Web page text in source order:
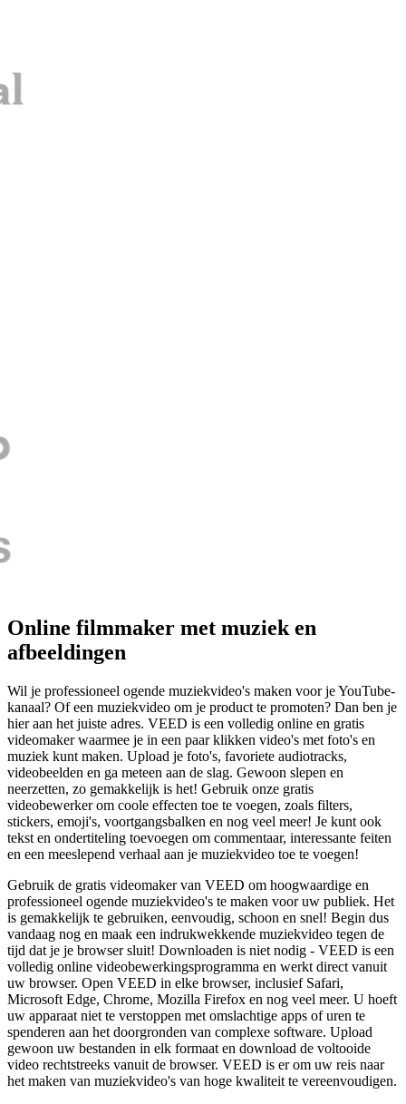
Online filmmaker met muziek en
afbeeldingen
Wil je professioneel ogende muziekvideo's maken voor je YouTube-
kanaal? Of een muziekvideo om je product te promoten? Dan ben je
hier aan het juiste adres. VEED is een volledig online en gratis
videomaker waarmee je in een paar klikken video's met foto's en
muziek kunt maken. Upload je foto's, favoriete audiotracks,
videobeelden en ga meteen aan de slag. Gewoon slepen en
neerzetten, zo gemakkelijk is het! Gebruik onze gratis
videobewerker om coole effecten toe te voegen, zoals filters,
stickers, emoji's, voortgangsbalken en nog veel meer! Je kunt ook
tekst en ondertiteling toevoegen om commentaar, interessante feiten
en een meeslepend verhaal aan je muziekvideo toe te voegen!
Gebruik de gratis videomaker van VEED om hoogwaardige en
professioneel ogende muziekvideo's te maken voor uw publiek. Het
is gemakkelijk te gebruiken, eenvoudig, schoon en snel! Begin dus
vandaag nog en maak een indrukwekkende muziekvideo tegen de
tijd dat je je browser sluit! Downloaden is niet nodig - VEED is een
volledig online videobewerkingsprogramma en werkt direct vanuit
uw browser. Open VEED in elke browser, inclusief Safari,
Microsoft Edge, Chrome, Mozilla Firefox en nog veel meer. U hoeft
uw apparaat niet te verstoppen met omslachtige apps of uren te
spenderen aan het doorgronden van complexe software. Upload
gewoon uw bestanden in elk formaat en download de voltooide
video rechtstreeks vanuit de browser. VEED is er om uw reis naar
het maken van muziekvideo's van hoge kwaliteit te vereenvoudigen.